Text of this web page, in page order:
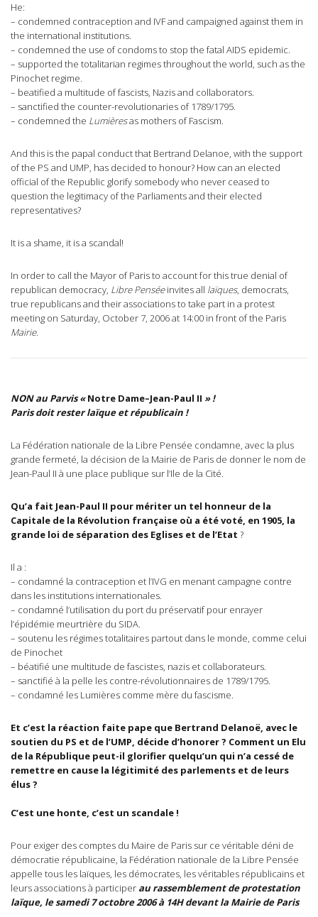
He:
– condemned contraception and IVF and campaigned against them in
the international institutions.
– condemned the use of condoms to stop the fatal AIDS epidemic.
– supported the totalitarian regimes throughout the world, such as the
Pinochet regime.
– beatified a multitude of fascists, Nazis and collaborators.
– sanctified the counter-revolutionaries of 1789/1795.
– condemned the Lumièresas mothers of Fascism.
And this is the papal conduct that Bertrand Delanoe, with the support
of the PS and UMP, has decided to honour? How can an elected
official of the Republic glorify somebody who never ceased to
question the legitimacy of the Parliaments and their elected
representatives?
It is a shame, it is a scandal!
In order to call the Mayor of Paris to account for this true denial of
republican democracy, Libre Penséeinvites all laïques, democrats,
true republicans and their associations to take part in a protest
meeting on Saturday, October 7, 2006 at 14:00 in front of the Paris
Mairie.
NON au Parvis «Notre Dame–Jean-Paul II » !
Paris doit rester laïque et républicain !
La Fédération nationale de la Libre Pensée condamne, avec la plus
grande fermeté, la décision de la Mairie de Paris de donner le nom de
Jean-Paul II à une place publique sur l’Ile de la Cité.
Qu’a fait Jean-Paul II pour mériter un tel honneur de la
Capitale de la Révolution française où a été voté, en 1905, la
grande loi de séparation des Eglises et de l’Etat ?
Il a :
– condamné la contraception et l’IVG en menant campagne contre
dans les institutions internationales.
– condamné l’utilisation du port du préservatif pour enrayer
l’épidémie meurtrière du SIDA.
– soutenu les régimes totalitaires partout dans le monde, comme celui
de Pinochet
– béatifié une multitude de fascistes, nazis et collaborateurs.
– sanctifié à la pelle les contre-révolutionnaires de 1789/1795.
– condamné les Lumières comme mère du fascisme.
Et c’est la réaction faite pape que Bertrand Delanoë, avec le
soutien du PS et de l’UMP, décide d’honorer ? Comment un Elu
de la République peut-il glorifier quelqu’un qui n’a cessé de
remettre en cause la légitimité des parlements et de leurs
élus ?
C’est une honte, c’est un scandale !
Pour exiger des comptes du Maire de Paris sur ce véritable déni de
démocratie républicaine, la Fédération nationale de la Libre Pensée
appelle tous les laïques, les démocrates, les véritables républicains et
leurs associations à participer au rassemblement de protestation
laïque, le samedi 7 octobre 2006 à 14H devant la Mairie de Paris